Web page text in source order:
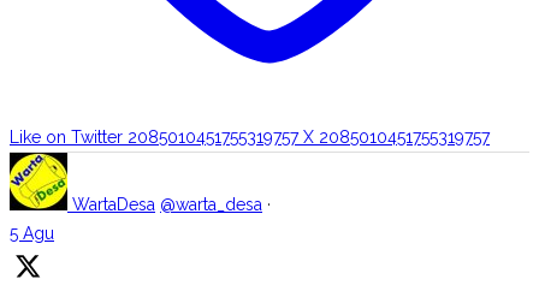
Like on Twitter 2085010451755319757 X 2085010451755319757
WartaDesa @warta_desa ·
5 Agu